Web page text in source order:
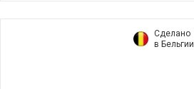
Сделано
в Бельгии